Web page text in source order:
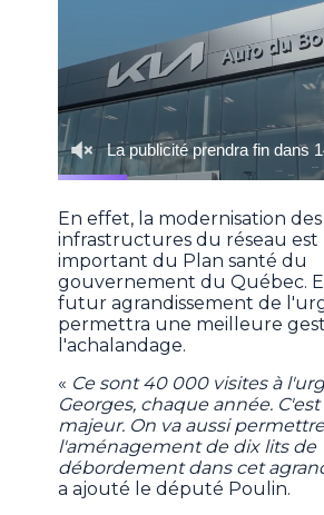
En effet, la modernisation des
infrastructures du réseau
important du Plan santé du
gouvernement du Québec.
futur agrandissement de
permettra une meilleure
l'achalandage.
« Ce sont 40 000 visites à
Georges, chaque année.
majeur. On va aussi
l'aménagement de dix lits de
débordement dans cet
a ajouté le député Poulin.